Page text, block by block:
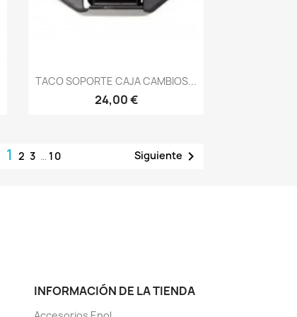
Vista rápida
TACO SOPORTE CAJA CAMBIOS...
24,00 €
123 … 10 Siguiente 
INFORMACIÓN DE LA TIENDA